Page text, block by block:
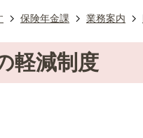
保険年金課 業務案内
軽減制度